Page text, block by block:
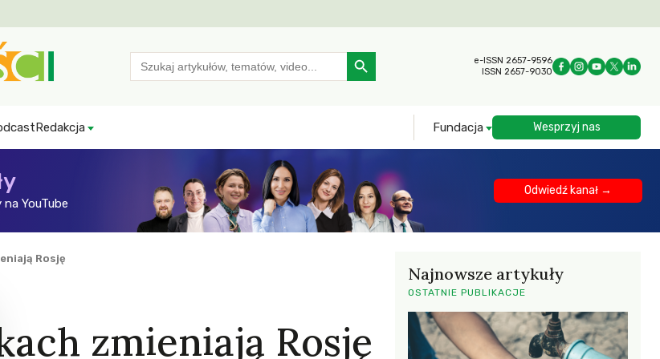
Search
for:
Search Button
e-ISSN 2657-9596
ISSN 2657-9030
Redakcja Fundacja Wesprzyj nas
YouTube
Odwiedź kanał →
Rosję
zmieniają Rosję
Najnowsze artykuły
OSTATNIE PUBLIKACJE